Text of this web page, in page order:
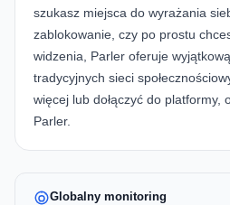
szukasz miejsca do wyrażania
zablokowanie, czy po prostu
widzenia, Parler oferuje
tradycyjnych sieci
więcej lub dołączyć do platformy,
Parler.
Globalny monitoring